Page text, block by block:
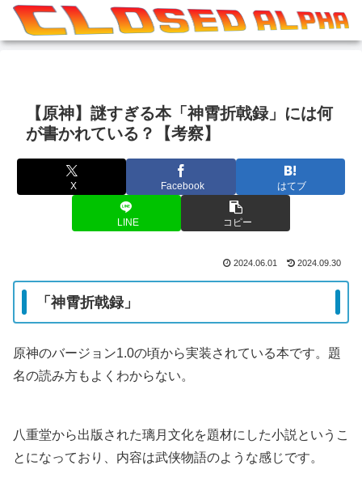
【原神】謎すぎる本「神霄折戟録」には何
が書かれている？【考察】
X Facebook はてブ
LINE コピー
2024.06.01 2024.09.30
「神霄折戟録」
原神のバージョン1.0の頃から実装されている本です。題
名の読み方もよくわからない。
八重堂から出版された璃月文化を題材にした小説というこ
とになっており、内容は武侠物語のような感じです。